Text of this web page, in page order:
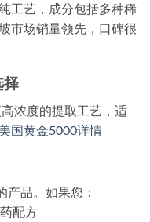
工艺，成分包括多种稀
市场销量领先，口碑很
择
浓度的提取工艺，适
国黄金5000详情
产品。如果您：
配方